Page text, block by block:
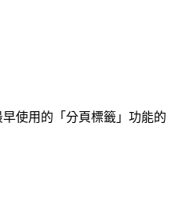
使用的「分頁標籤」功能的